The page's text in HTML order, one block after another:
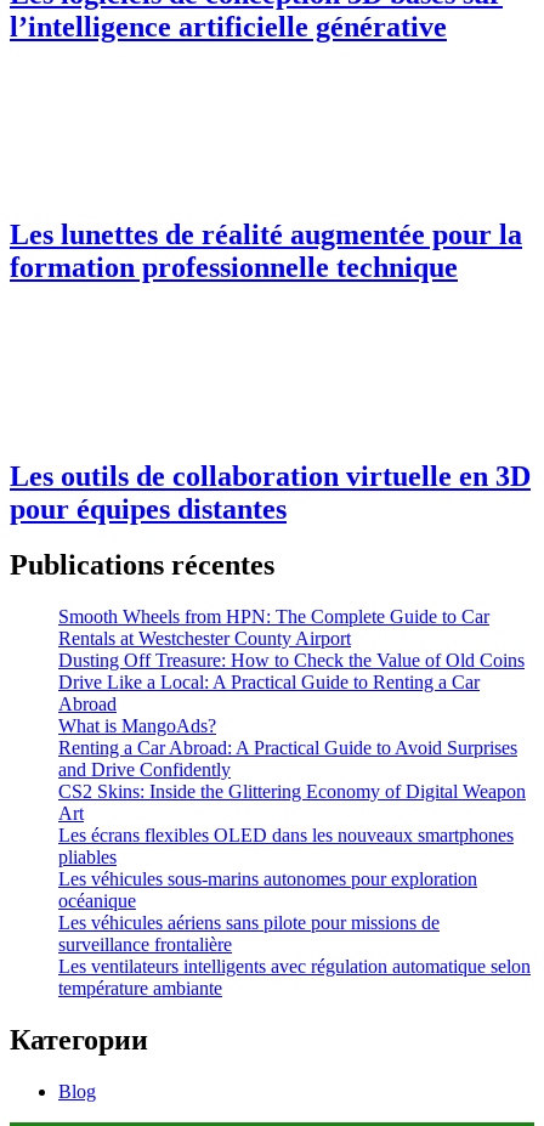
l’intelligence artificielle générative
Les lunettes de réalité augmentée pour la
formation professionnelle technique
Les outils de collaboration virtuelle en 3D
pour équipes distantes
Publications récentes
Smooth Wheels from HPN: The Complete Guide to Car
Rentals at Westchester County Airport
Dusting Off Treasure: How to Check the Value of Old Coins
Drive Like a Local: A Practical Guide to Renting a Car
Abroad
What is MangoAds?
Renting a Car Abroad: A Practical Guide to Avoid Surprises
and Drive Confidently
CS2 Skins: Inside the Glittering Economy of Digital Weapon
Art
Les écrans flexibles OLED dans les nouveaux smartphones
pliables
Les véhicules sous-marins autonomes pour exploration
océanique
Les véhicules aériens sans pilote pour missions de
surveillance frontalière
Les ventilateurs intelligents avec régulation automatique selon
température ambiante
Категории
Blog